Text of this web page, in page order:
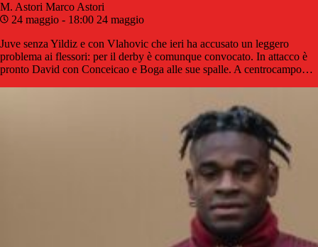
M. Astori Marco Astori
24 maggio - 18:00 24 maggio
Juve senza Yildiz e con Vlahovic che ieri ha accusato un leggero
problema ai flessori: per il derby è comunque convocato. In attacco è
pronto David con Conceicao e Boga alle sue spalle. A centrocampo…